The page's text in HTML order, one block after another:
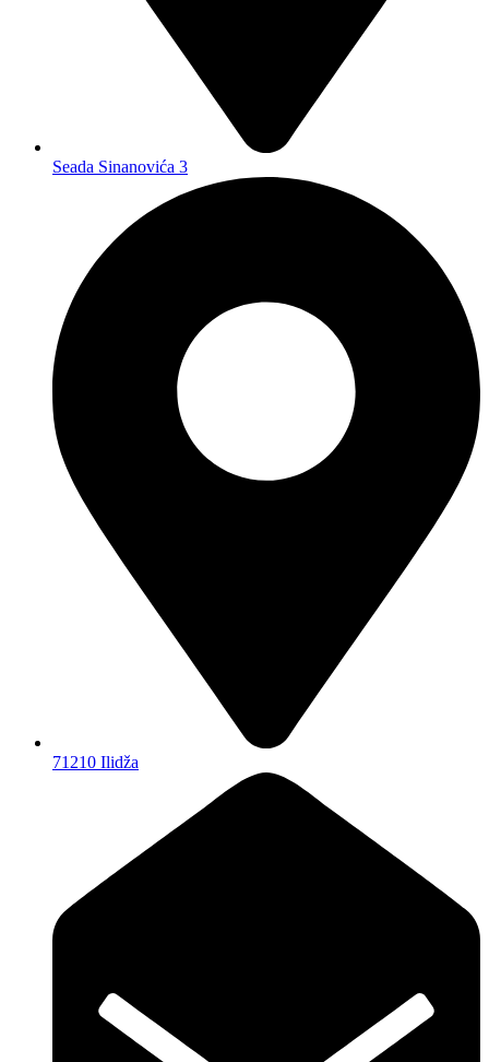
Seada Sinanovića 3
71210 Ilidža